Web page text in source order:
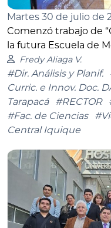
Martes 30 de julio de
Comenzó trabajo de
la futura Escuela de
Fredy Aliaga V.
#Dir. Análisis y Planif.
Curric. e Innov. Doc.
Tarapacá
#RECTOR
#Fac. de Ciencias
Central Iquique